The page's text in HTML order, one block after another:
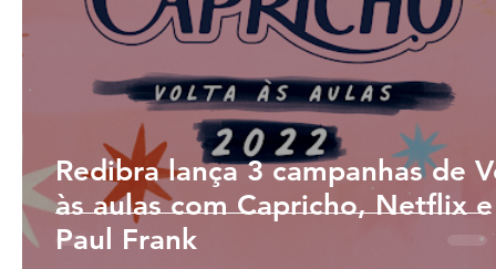
Redibra lança 3 campanhas de
às aulas com Capricho, Netflix e
Paul Frank